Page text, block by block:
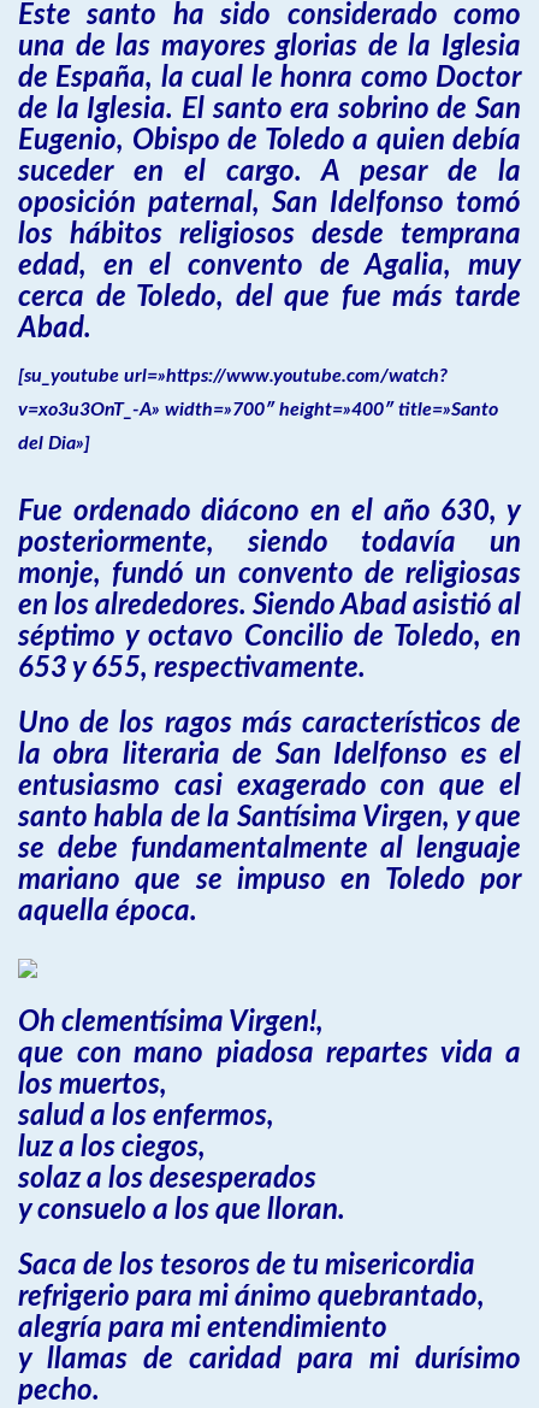
Este santo ha sido considerado como
una de las mayores glorias de la Iglesia
de España, la cual le honra como Doctor
de la Iglesia. El santo era sobrino de San
Eugenio, Obispo de Toledo a quien debía
suceder en el cargo. A pesar de la
oposición paternal, San Idelfonso tomó
los hábitos religiosos desde temprana
edad, en el convento de Agalia, muy
cerca de Toledo, del que fue más tarde
Abad.
[su_youtube url=»https://www.youtube.com/watch?
v=xo3u3OnT_-A» width=»700″ height=»400″ title=»Santo
del Dia»]
Fue ordenado diácono en el año 630, y
posteriormente, siendo todavía un
monje, fundó un convento de religiosas
en los alrededores. Siendo Abad asistió al
séptimo y octavo Concilio de Toledo, en
653 y 655, respectivamente.
Uno de los ragos más característicos de
la obra literaria de San Idelfonso es el
entusiasmo casi exagerado con que el
santo habla de la Santísima Virgen, y que
se debe fundamentalmente al lenguaje
mariano que se impuso en Toledo por
aquella época.
Oh clementísima Virgen!,
que con mano piadosa repartes vida a
los muertos,
salud a los enfermos,
luz a los ciegos,
solaz a los desesperados
y consuelo a los que lloran.
Saca de los tesoros de tu misericordia
refrigerio para mi ánimo quebrantado,
alegría para mi entendimiento
y llamas de caridad para mi durísimo
pecho.